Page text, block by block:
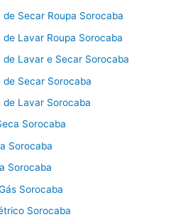
Secar Roupa Sorocaba
Lavar Roupa Sorocaba
Lavar e Secar Sorocaba
Secar Sorocaba
Lavar Sorocaba
Sorocaba
Sorocaba
Sorocaba
Sorocaba
Sorocaba